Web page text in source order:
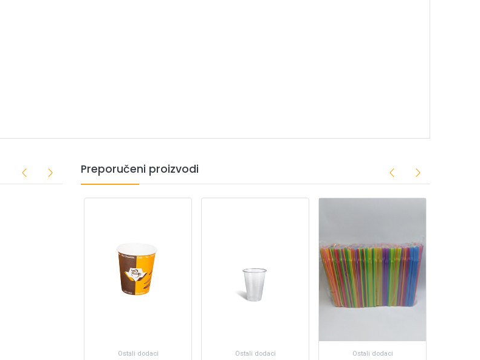
Preporučeni proizvodi
Ostali dodaci Ostali dodaci Ostali dodaci